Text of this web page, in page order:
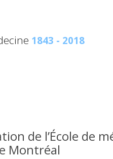
1843 - 2018
de l’École de
Montréal